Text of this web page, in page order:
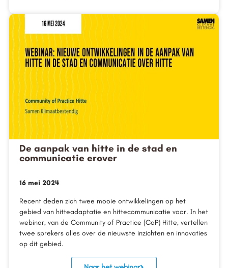
De aanpak van hitte in de stad en
communicatie erover
16 mei 2024
Recent deden zich twee mooie ontwikkelingen op het
gebied van hitteadaptatie en hittecommunicatie voor. In het
webinar, van de Community of Practice (CoP) Hitte, vertellen
twee sprekers alles over de nieuwste inzichten en innovaties
op dit gebied.